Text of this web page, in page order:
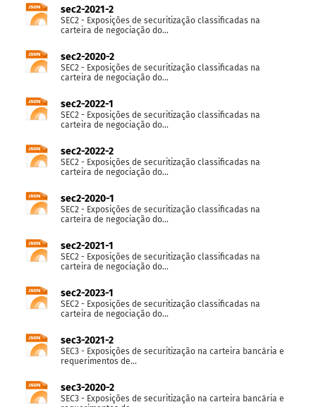
sec2-2021-2
SEC2 - Exposições de securitização classificadas na
carteira de negociação do...
sec2-2020-2
SEC2 - Exposições de securitização classificadas na
carteira de negociação do...
sec2-2022-1
SEC2 - Exposições de securitização classificadas na
carteira de negociação do...
sec2-2022-2
SEC2 - Exposições de securitização classificadas na
carteira de negociação do...
sec2-2020-1
SEC2 - Exposições de securitização classificadas na
carteira de negociação do...
sec2-2021-1
SEC2 - Exposições de securitização classificadas na
carteira de negociação do...
sec2-2023-1
SEC2 - Exposições de securitização classificadas na
carteira de negociação do...
sec3-2021-2
SEC3 - Exposições de securitização na carteira bancária e
requerimentos de...
sec3-2020-2
SEC3 - Exposições de securitização na carteira bancária e